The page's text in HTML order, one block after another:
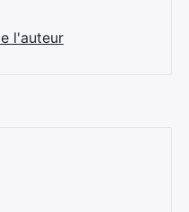
l'auteur